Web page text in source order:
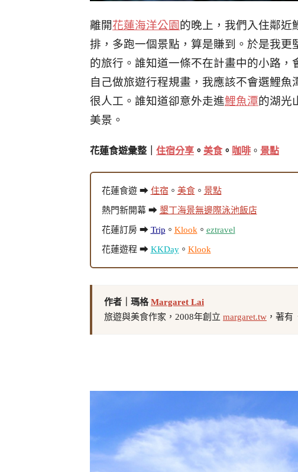
離開花蓮海洋公園的晚上， 我們入住鄰近
排，多跑一個景點，算是賺到。於是我更
的旅行。 誰知道一條不在計畫中的小路，
自己做旅遊行程規畫，我應該不會選鯉魚
很人工。 誰知道卻意外走進鯉魚潭的湖光
美景。
花蓮食遊彙整｜ 住宿分享 。 美食。 咖啡 。 景點
花蓮食遊 ➡ 住宿 。 美食。 景點
熱門新開幕 ➡ 墾丁海景無邊際泳池飯店
花蓮訂房 ➡ Trip 。 Klook 。 eztravel
花蓮遊程 ➡ KKDay。 Klook
作者｜瑪格Margaret Lai
旅遊與美食作家，2008年創立 margaret.tw ，著有